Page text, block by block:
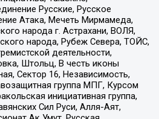
Русские, Русское
Атака, Мечеть Мирмамеда,
народа г. Астрахани, ВОЛЯ,
народа, Рубеж Севера, ТОЙС,
деятельности,
Штольц, В честь иконы
Сектор 16, Независимость,
группа МПГ, Курсом
инициативная группа,
Сил Руси, Алля-Аят,